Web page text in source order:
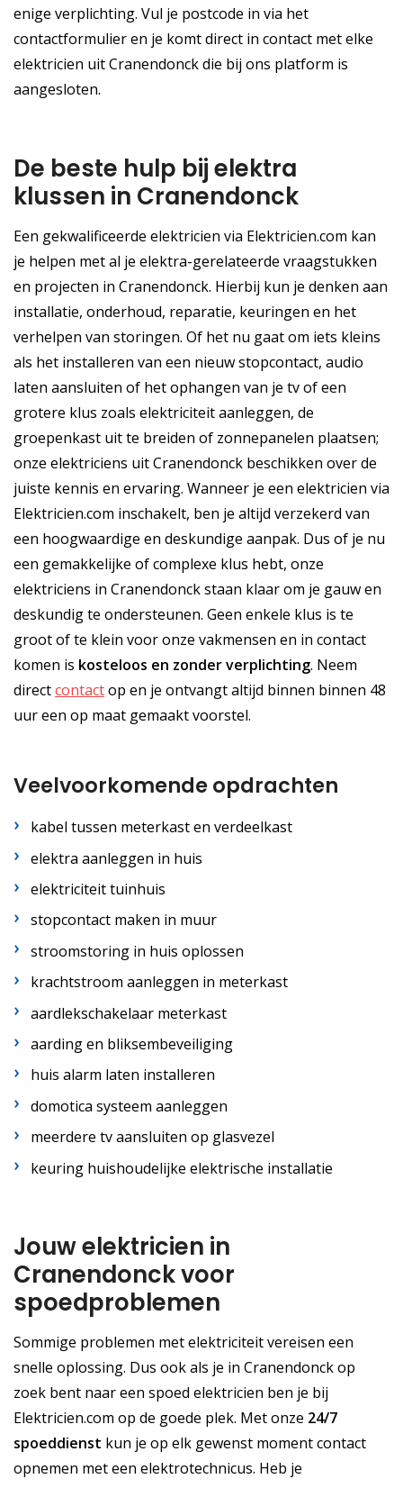
enige verplichting. Vul je postcode in via het
contactformulier en je komt direct in contact met elke
elektricien uit Cranendonck die bij ons platform is
aangesloten.
De beste hulp bij elektra
klussen in Cranendonck
Een gekwalificeerde elektricien via Elektricien.com kan
je helpen met al je elektra-gerelateerde vraagstukken
en projecten in Cranendonck. Hierbij kun je denken aan
installatie, onderhoud, reparatie, keuringen en het
verhelpen van storingen. Of het nu gaat om iets kleins
als het installeren van een nieuw stopcontact, audio
laten aansluiten of het ophangen van je tv of een
grotere klus zoals elektriciteit aanleggen, de
groepenkast uit te breiden of zonnepanelen plaatsen;
onze elektriciens uit Cranendonck beschikken over de
juiste kennis en ervaring. Wanneer je een elektricien via
Elektricien.com inschakelt, ben je altijd verzekerd van
een hoogwaardige en deskundige aanpak. Dus of je nu
een gemakkelijke of complexe klus hebt, onze
elektriciens in Cranendonck staan klaar om je gauw en
deskundig te ondersteunen. Geen enkele klus is te
groot of te klein voor onze vakmensen en in contact
komen is kosteloos en zonder verplichting. Neem
directcontactop en je ontvangt altijd binnen binnen 48
uur een op maat gemaakt voorstel.
Veelvoorkomende opdrachten
kabel tussen meterkast en verdeelkast
elektra aanleggen in huis
elektriciteit tuinhuis
stopcontact maken in muur
stroomstoring in huis oplossen
krachtstroom aanleggen in meterkast
aardlekschakelaar meterkast
aarding en bliksembeveiliging
huis alarm laten installeren
domotica systeem aanleggen
meerdere tv aansluiten op glasvezel
keuring huishoudelijke elektrische installatie
Jouw elektricien in
Cranendonck voor
spoedproblemen
Sommige problemen met elektriciteit vereisen een
snelle oplossing. Dus ook als je in Cranendonck op
zoek bent naar een spoed elektricien ben je bij
Elektricien.com op de goede plek. Met onze 24/7
spoeddienst kun je op elk gewenst moment contact
opnemen met een elektrotechnicus. Heb je